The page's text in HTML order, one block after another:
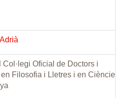
Col·legi Oficial de Doctors i
Filosofia i Lletres i en Ciències